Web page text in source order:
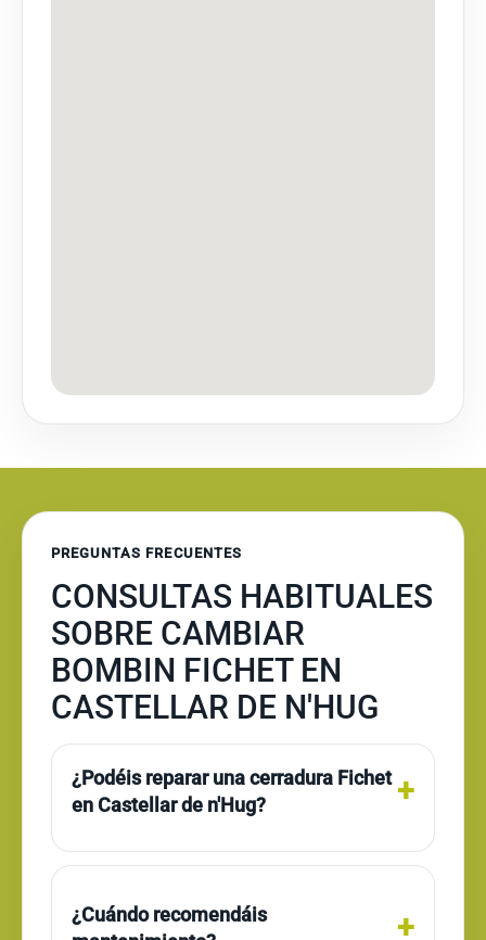
PREGUNTAS FRECUENTES
CONSULTAS HABITUALES
SOBRE CAMBIAR
BOMBIN FICHET EN
CASTELLAR DE N'HUG
¿Podéis reparar una cerradura Fichet
en Castellar de n'Hug?
¿Cuándo recomendáis